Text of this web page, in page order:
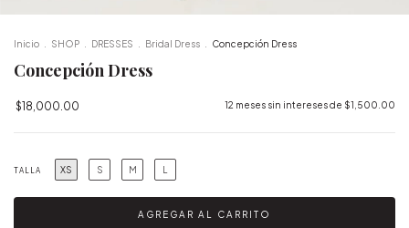
Inicio SHOP DRESSES Bridal Dress Concepción Dress
Concepción Dress
$18,000.00 12 meses sin intereses de $1,500.00
TALLA XS S M L